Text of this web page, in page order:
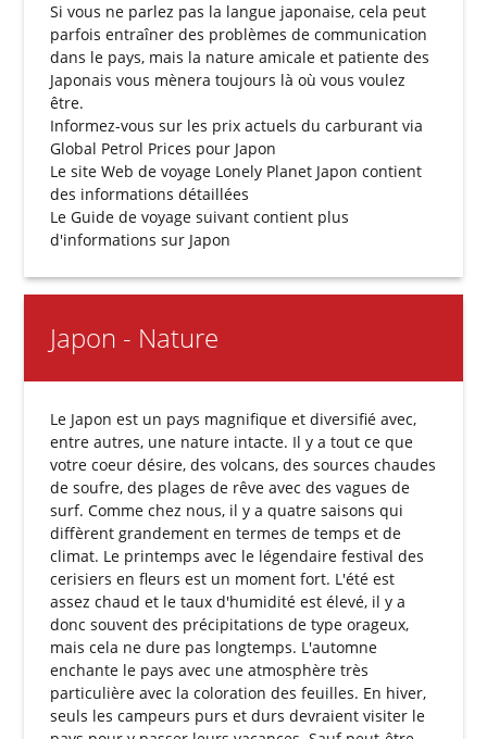
Si vous ne parlez pas la langue japonaise, cela peut
parfois entraîner des problèmes de communication
dans le pays, mais la nature amicale et patiente des
Japonais vous mènera toujours là où vous voulez
être.
Informez-vous sur les prix actuels du carburant via
Global Petrol Prices pour Japon
Le site Web de voyage Lonely Planet Japon contient
des informations détaillées
LeGuide de voyage suivant contient plus
d'informations sur Japon
Japon - Nature
Le Japon est un pays magnifique et diversifié avec,
entre autres, une nature intacte. Il y a tout ce que
votre coeur désire, des volcans, des sources chaudes
de soufre, des plages de rêve avec des vagues de
surf. Comme chez nous, il y a quatre saisons qui
diffèrent grandement en termes de temps et de
climat. Le printemps avec le légendaire festival des
cerisiers en fleurs est un moment fort. L'été est
assez chaud et le taux d'humidité est élevé, il y a
donc souvent des précipitations de type orageux,
mais cela ne dure pas longtemps. L'automne
enchante le pays avec une atmosphère très
particulière avec la coloration des feuilles. En hiver,
seuls les campeurs purs et durs devraient visiter le